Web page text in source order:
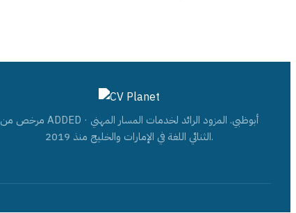
مرخص من ADDED · أبوظبي. المزود الرائد لخدمات المسار المهني
الثنائي اللغة في الإمارات والخليج منذ 2019.